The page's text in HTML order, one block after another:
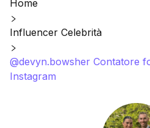
Home
Influencer Celebrità
@devyn.bowsher Contatore
Instagram